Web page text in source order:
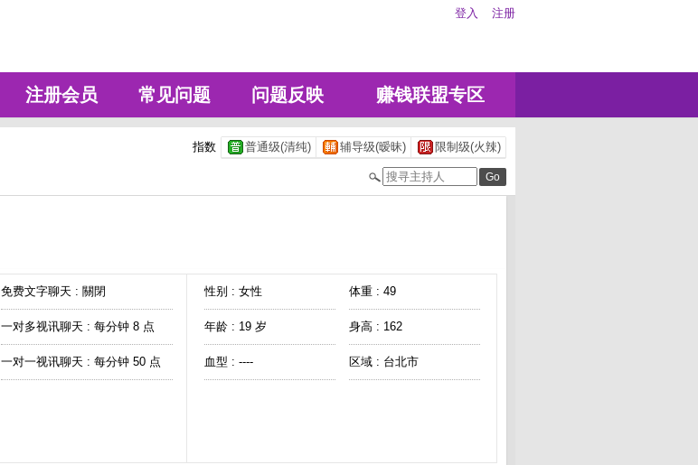
登入 注册
注册会员 常见问题 问题反映 赚钱联盟专区
指数 普通级(清纯) 辅导级(暧昧) 限制级(火辣)
免费文字聊天 : 關閉
一对多视讯聊天 : 每分钟 8 点
一对一视讯聊天 : 每分钟 50 点
性别 : 女性 体重 : 49
年龄 : 19 岁 身高 : 162
血型 : ---- 区域 : 台北市